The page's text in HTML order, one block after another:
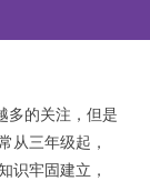
的关注，但是
从三年级起，
识牢固建立，